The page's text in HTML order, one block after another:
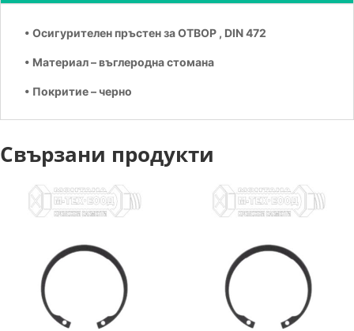
• Осигурителен пръстен за ОТВОР , DIN 472
• Материал – въглеродна стомана
• Покритие – черно
Свързани продукти